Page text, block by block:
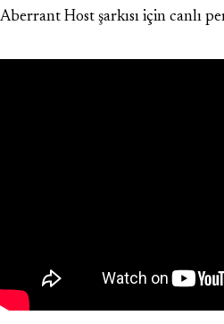
Aberrant Host şarkısı için canlı